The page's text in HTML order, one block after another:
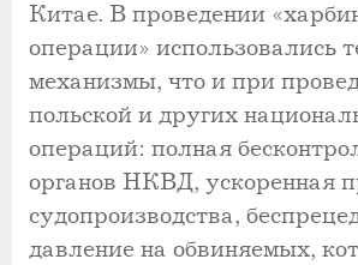
Китае. В проведении
операции» использовались
механизмы, что и при
польской и других
операций: полная
органов НКВД, ускоренная
судопроизводства,
давление на обвиняемых,